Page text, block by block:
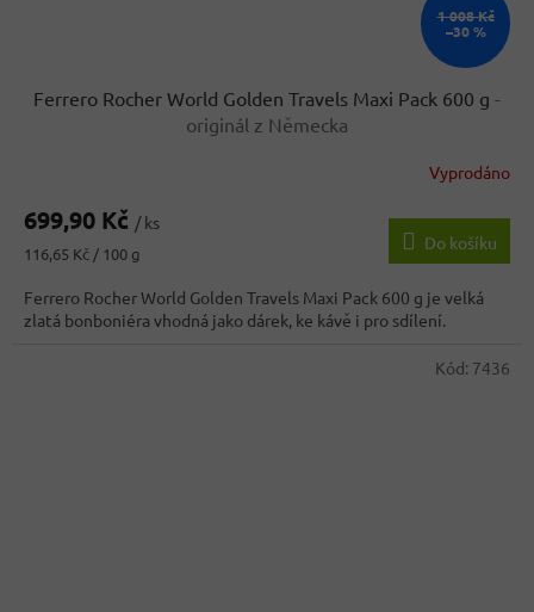
1 008 Kč
–30 %
Ferrero Rocher World Golden Travels Maxi Pack 600 g -
originál z Německa
Vyprodáno
699,90 Kč / ks
Měrná
116,65 Kč / 100 g
Do košíku
Ferrero Rocher World Golden Travels Maxi Pack 600 g je velká
zlatá bonboniéra vhodná jako dárek, ke kávě i pro sdílení.
Kód: 7436